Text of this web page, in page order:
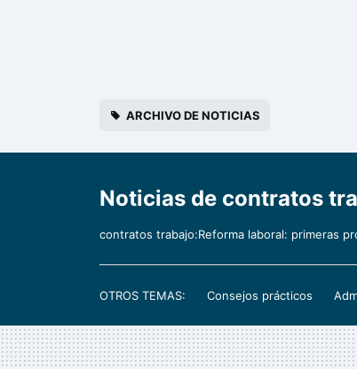
ARCHIVO DE NOTICIAS
Noticias de contratos
contratos trabajo:Reforma laboral: primeras
OTROS TEMAS: Consejos prácticos